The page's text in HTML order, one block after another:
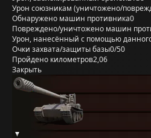
Урон союзникам (уничтожено/
Обнаружено машин противника0
Повреждено/уничтожено машин
Урон, нанесённый с помощью
Очки захвата/защиты базы0/50
Пройдено километров2,06
Закрыть